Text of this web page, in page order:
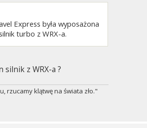
Express była wyposażona
turbo z WRX-a.
silnik z WRX-a ?
rzucamy klątwę na świata zło."